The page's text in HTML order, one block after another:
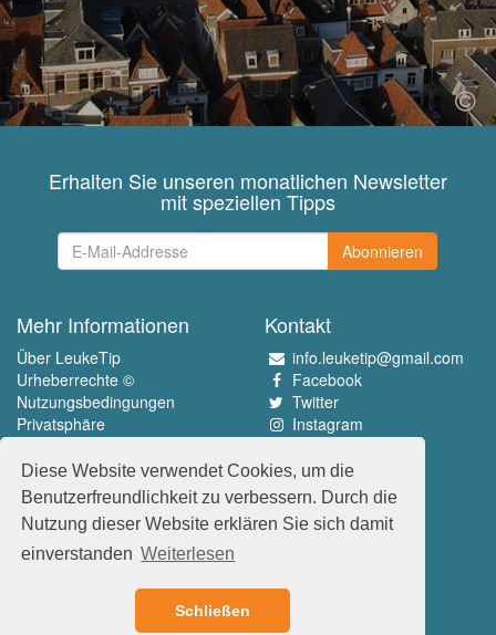
Diese Website verwendet Cookies, um die
Benutzerfreundlichkeit zu verbessern. Durch die
Nutzung dieser Website erklären Sie sich damit
einverstanden Weiterlesen
Schließen
Erhalten Sie unseren monatlichen Newsletter
mit speziellen Tipps
Abonnieren
Mehr Informationen
Über LeukeTip
Urheberrechte ©
Nutzungsbedingungen
Privatsphäre
Kontakt
info.leuketip@gmail.com
Facebook
Twitter
Instagram
Erleben Sie das Beste
www.leuketip.nl
www.leuketip.com
www.leuketip.de